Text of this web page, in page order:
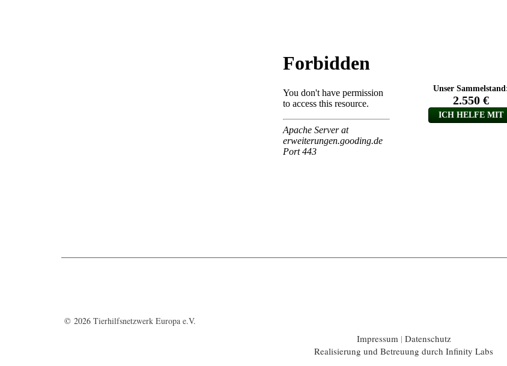
© 2026 Tierhilfsnetzwerk Europa e.V.
Impressum| Datenschutz
Realisierung und Betreuung durch Infinity Labs